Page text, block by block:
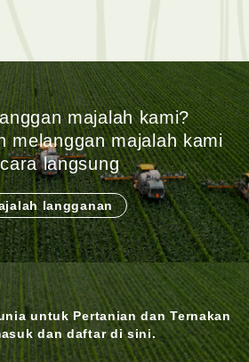
majalah kami?
melanggan majalah kami
langsung
langganan
untuk Pertanian dan Ternakan
dan daftar di sini.